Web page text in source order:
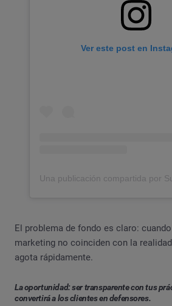
Ver este post en
El problema de fondo es claro:
marketing no coinciden con la
agota rápidamente.
La oportunidad: ser transparente con tus
convertirá a los clientes en defensores.